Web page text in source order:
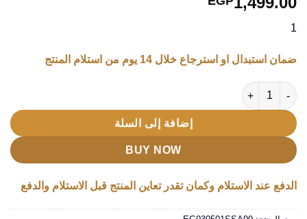
1
ضمان استبدال او استرجاع خلال 14 يوم من استلام المنتج
كمية عرض عصاره برتقال تاتش مع ضمان عامين مع صانعه زبادي city مع ضمان سنه
إضافة إلى السلة
BUY NOW
الدفع عند الاستلام وكمان تقدر تعاين المنتج قبل الاستلام والدفع